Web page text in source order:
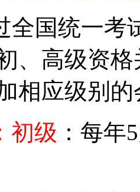
全国统一考
、高级资
相应级别
初级 ：每年